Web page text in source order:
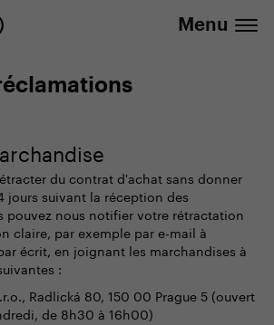
Menu
du contrat d'achat sans donner
jours suivant la réception des
pouvez nous notifier votre rétractation
claire, par exemple par e-mail à
écrit, en joignant les marchandises à
:
Radlická 80, 150 00 Prague 5 (ouvert
de 8h30 à 16h00)